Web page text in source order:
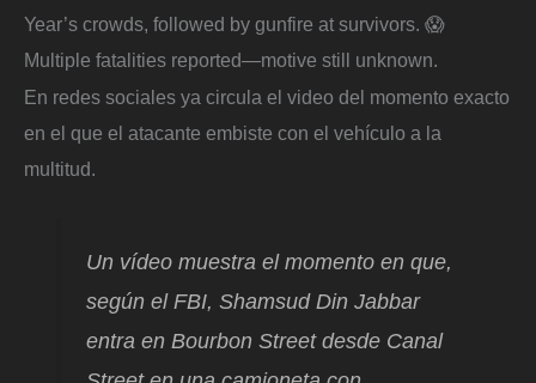
Year’s crowds, followed by gunfire at survivors. 😱
Multiple fatalities reported—motive still unknown.
En redes sociales ya circula el video del momento exacto
en el que el atacante embiste con el vehículo a la
multitud.
Un vídeo muestra el momento en que,
según el FBI, Shamsud Din Jabbar
entra en Bourbon Street desde Canal